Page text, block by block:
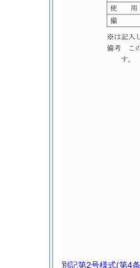
別記第2号様式(第4